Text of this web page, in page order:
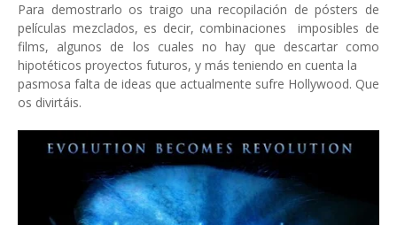
Para demostrarlo os traigo una recopilación de pósters de
películas mezclados, es decir, combinaciones imposibles de
films, algunos de los cuales no hay que descartar como
hipotéticos proyectos futuros, y más teniendo en cuenta la
pasmosa falta de ideas que actualmente sufre Hollywood. Que
os divirtáis.